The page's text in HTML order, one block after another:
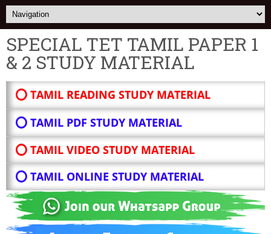
SPECIAL TET TAMIL PAPER 1
& 2 STUDY MATERIAL
⭕ TAMIL READING STUDY MATERIAL
⭕ TAMIL PDF STUDY MATERIAL
⭕ TAMIL VIDEO STUDY MATERIAL
⭕ TAMIL ONLINE STUDY MATERIAL